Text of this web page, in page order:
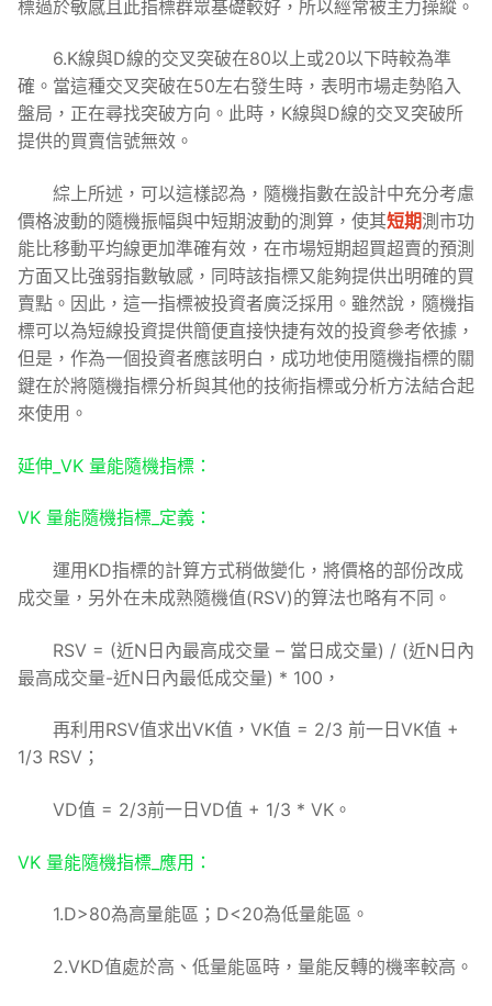
標過於敏感且此指標群眾基礎較好，所以經常被主力操縱。
6.K線與D線的交叉突破在80以上或20以下時較為準
確。當這種交叉突破在50左右發生時，表明市場走勢陷入
盤局，正在尋找突破方向。此時，K線與D線的交叉突破所
提供的買賣信號無效。
綜上所述，可以這樣認為，隨機指數在設計中充分考慮
價格波動的隨機振幅與中短期波動的測算，使其短期測市功
能比移動平均線更加準確有效，在市場短期超買超賣的預測
方面又比強弱指數敏感，同時該指標又能夠提供出明確的買
賣點。因此，這一指標被投資者廣泛採用。雖然說，隨機指
標可以為短線投資提供簡便直接快捷有效的投資參考依據，
但是，作為一個投資者應該明白，成功地使用隨機指標的關
鍵在於將隨機指標分析與其他的技術指標或分析方法結合起
來使用。
延伸_VK 量能隨機指標：
VK 量能隨機指標_定義：
運用KD指標的計算方式稍做變化，將價格的部份改成
成交量，另外在未成熟隨機值(RSV)的算法也略有不同。
RSV = (近N日內最高成交量 – 當日成交量) / (近N日內
最高成交量-近N日內最低成交量) * 100，
再利用RSV值求出VK值，VK值 = 2/3 前一日VK值 +
1/3 RSV；
VD值 = 2/3前一日VD值 + 1/3 * VK。
VK 量能隨機指標_應用：
1.D>80為高量能區；D<20為低量能區。
2.VKD值處於高、低量能區時，量能反轉的機率較高。